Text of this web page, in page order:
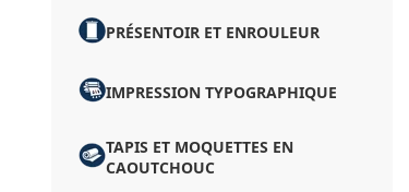
PRÉSENTOIR ET ENROULEUR
IMPRESSION TYPOGRAPHIQUE
TAPIS ET MOQUETTES EN
CAOUTCHOUC